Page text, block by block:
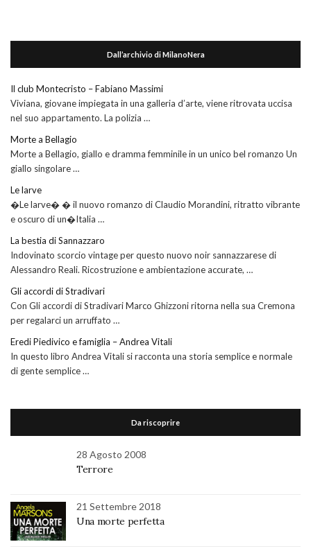
Dall’archivio di MilanoNera
Il club Montecristo – Fabiano Massimi
Viviana, giovane impiegata in una galleria d’arte, viene ritrovata uccisa
nel suo appartamento. La polizia …
Morte a Bellagio
Morte a Bellagio, giallo e dramma femminile in un unico bel romanzo Un
giallo singolare …
Le larve
�Le larve� � il nuovo romanzo di Claudio Morandini, ritratto vibrante
e oscuro di un�Italia …
La bestia di Sannazzaro
Indovinato scorcio vintage per questo nuovo noir sannazzarese di
Alessandro Reali. Ricostruzione e ambientazione accurate, …
Gli accordi di Stradivari
Con Gli accordi di Stradivari Marco Ghizzoni ritorna nella sua Cremona
per regalarci un arruffato …
Eredi Piedivico e famiglia – Andrea Vitali
In questo libro Andrea Vitali si racconta una storia semplice e normale
di gente semplice …
Da riscoprire
28 Agosto 2008
Terrore
21 Settembre 2018
Una morte perfetta